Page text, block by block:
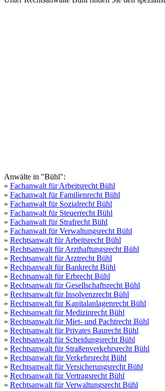
Anwälte in "Bühl":
» Fachanwalt für Arbeitsrecht Bühl
» Fachanwalt für Familienrecht Bühl
» Fachanwalt für Sozialrecht Bühl
» Fachanwalt für Steuerrecht Bühl
» Fachanwalt für Strafrecht Bühl
» Fachanwalt für Verwaltungsrecht Bühl
» Rechtsanwalt für Arbeitsrecht Bühl
» Rechtsanwalt für Arzthaftungsrecht Bühl
» Rechtsanwalt für Arztrecht Bühl
» Rechtsanwalt für Bankrecht Bühl
» Rechtsanwalt für Erbrecht Bühl
» Rechtsanwalt für Gesellschaftsrecht Bühl
» Rechtsanwalt für Insolvenzrecht Bühl
» Rechtsanwalt für Kapitalanlagenrecht Bühl
» Rechtsanwalt für Medizinrecht Bühl
» Rechtsanwalt für Miet- und Pachtrecht Bühl
» Rechtsanwalt für Privates Baurecht Bühl
» Rechtsanwalt für Scheidungsrecht Bühl
» Rechtsanwalt für Straßenverkehrsrecht Bühl
» Rechtsanwalt für Verkehrsrecht Bühl
» Rechtsanwalt für Versicherungsrecht Bühl
» Rechtsanwalt für Vertragsrecht Bühl
» Rechtsanwalt für Verwaltungsrecht Bühl